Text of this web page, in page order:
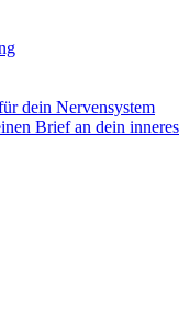
dein Nervensystem
Brief an dein